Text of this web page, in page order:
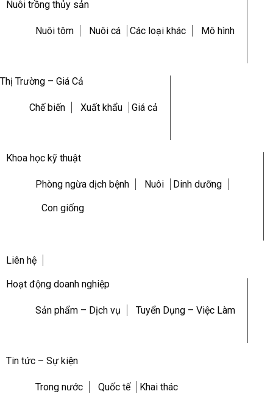
Nuôi trồng thủy sản
Nuôi tôm Nuôi cá Các loại khác Mô hình
Thị Trường – Giá Cả
Chế biến Xuất khẩu Giá cả
Khoa học kỹ thuật
Phòng ngừa dịch bệnh Nuôi Dinh dưỡng
Con giống
Liên hệ
Hoạt động doanh nghiệp
Sản phẩm – Dịch vụ Tuyển Dụng – Việc Làm
Tin tức – Sự kiện
Trong nước Quốc tế Khai thác